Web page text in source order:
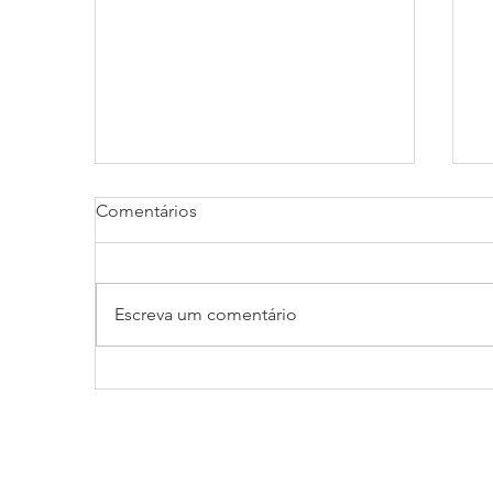
Comentários
Escreva um comentário